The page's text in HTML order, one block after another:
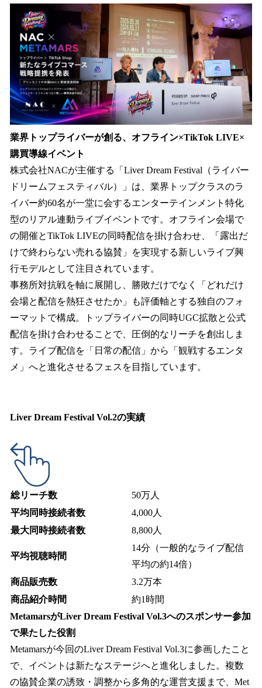
業界トップライバーが創る、オフライン×TikTok LIVE×
購買導線イベント
株式会社NACが主催する「Liver Dream Festival（ライバー
ドリームフェスティバル）」は、業界トップクラスのラ
イバー約60名が一堂に会するエンターテインメント特化
型のリアル連動ライブイベントです。オフライン会場で
の開催とTikTok LIVEの同時配信を掛け合わせ、「露出だ
けで終わらない売れる協賛」を実現する新しいライブ興
行モデルとして注目されています。
事務所対抗戦を軸に展開し、勝敗だけでなく「どれだけ
会場と配信を熱狂させたか」も評価軸とする独自のフォ
ーマットで構成。トップライバーの同時UGC拡散と公式
配信を掛け合わせることで、圧倒的なリーチを創出しま
す。ライブ配信を「日常の配信」から「観戦するエンタ
メ」へと進化させるフェスを目指しています。
Liver Dream Festival Vol.2の実績
総リーチ数
50万人
平均同時接続者数
4,000人
最大同時接続者数
8,800人
平均視聴時間
14分（一般的なライブ配信
平均の約14倍）
商品販売数
3.2万本
商品紹介時間
約1時間
MetamarsがLiver Dream Festival Vol.3へのスポンサー参加
で果たした役割
Metamarsが今回のLiver Dream Festival Vol.3に参画したこと
で、イベントは新たなステージへと進化しました。複数
の協賛企業の誘致・調整から多角的な運営支援まで、Met